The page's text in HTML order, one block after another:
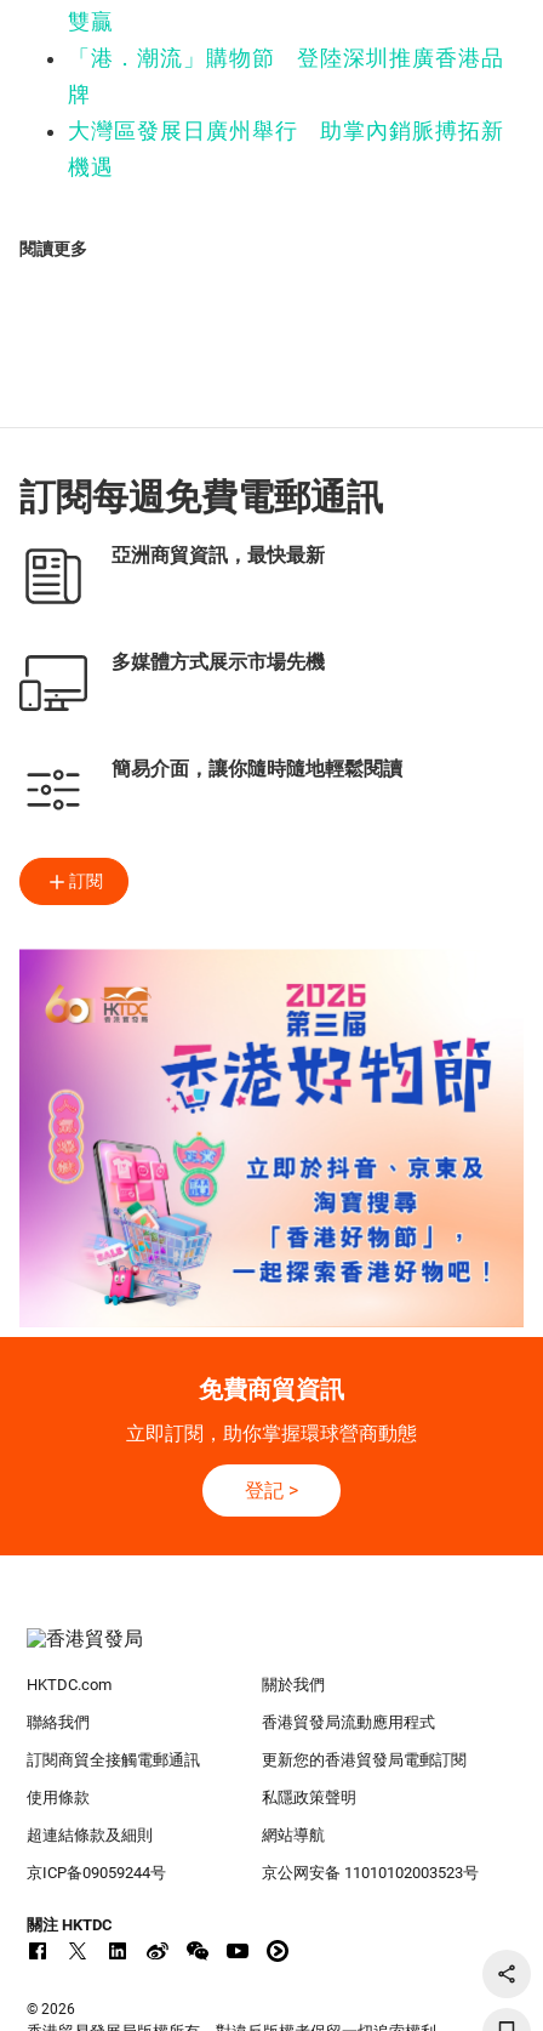
雙贏
「港．潮流」購物節 登陸深圳推廣香港品
牌
大灣區發展日廣州舉行 助掌內銷脈搏拓新
機遇
閱讀更多
訂閱每週免費電郵通訊
亞洲商貿資訊，最快最新
多媒體方式展示市場先機
簡易介面，讓你隨時隨地輕鬆閱讀
訂閱
免費商貿資訊
立即訂閱，助你掌握環球營商動態
登記 >
HKTDC.com 關於我們
聯絡我們 香港貿發局流動應用程式
訂閱商貿全接觸電郵通訊 更新您的香港貿發局電郵訂閱
使用條款 私隱政策聲明
超連結條款及細則 網站導航
京ICP备09059244号 京公网安备 11010102003523号
關注 HKTDC
© 2026